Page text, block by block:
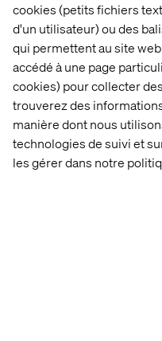
cookies (petits fichiers
d'un utilisateur) ou des
qui permettent au site
accédé à une page
cookies) pour collecter
trouverez des
manière dont nous
technologies de suivi et
les gérer dans notre
By accepting this gift
acknowledges and
compliance with the
and entertainment, as
regulations. The
offer is extended solely
and does not create any
influence on any